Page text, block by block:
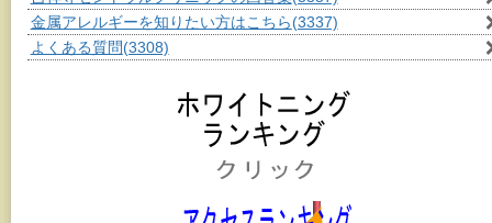
金属アレルギーを知りたい方はこちら(3337)
よくある質問(3308)